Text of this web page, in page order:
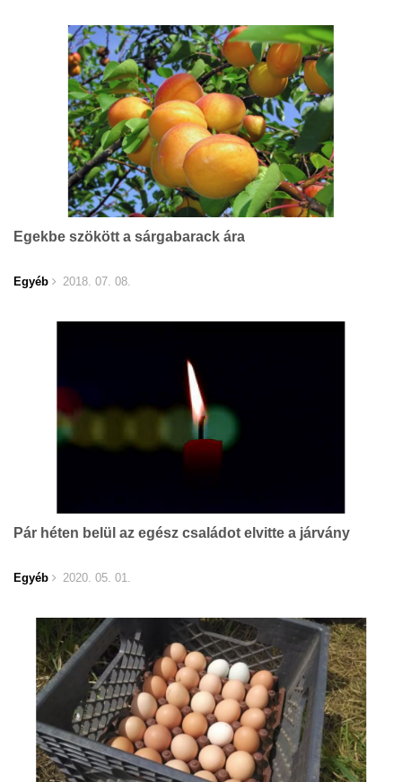
Egekbe szökött a sárgabarack ára
Egyéb 2018. 07. 08.
Pár héten belül az egész családot elvitte a járvány
Egyéb 2020. 05. 01.